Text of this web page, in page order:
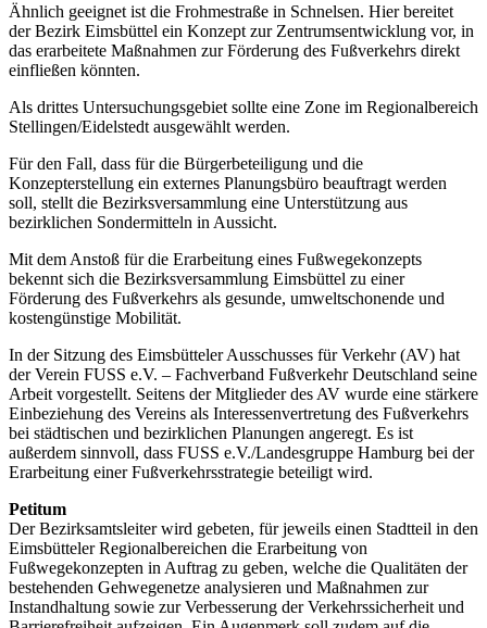
Ähnlich geeignet ist die Frohmestraße in Schnelsen. Hier bereitet
der Bezirk Eimsbüttel ein Konzept zur Zentrumsentwicklung vor, in
das erarbeitete Maßnahmen zur Förderung des Fußverkehrs direkt
einfließen könnten.
Als drittes Untersuchungsgebiet sollte eine Zone im Regionalbereich
Stellingen/Eidelstedt ausgewählt werden.
Für den Fall, dass für die Bürgerbeteiligung und die
Konzepterstellung ein externes Planungsbüro beauftragt werden
soll, stellt die Bezirksversammlung eine Unterstützung aus
bezirklichen Sondermitteln in Aussicht.
Mit dem Anstoß für die Erarbeitung eines Fußwegekonzepts
bekennt sich die Bezirksversammlung Eimsbüttel zu einer
Förderung des Fußverkehrs als gesunde, umweltschonende und
kostengünstige Mobilität.
In der Sitzung des Eimsbütteler Ausschusses für Verkehr (AV) hat
der Verein FUSS e.V. – Fachverband Fußverkehr Deutschland seine
Arbeit vorgestellt. Seitens der Mitglieder des AV wurde eine stärkere
Einbeziehung des Vereins als Interessenvertretung des Fußverkehrs
bei städtischen und bezirklichen Planungen angeregt. Es ist
außerdem sinnvoll, dass FUSS e.V./Landesgruppe Hamburg bei der
Erarbeitung einer Fußverkehrsstrategie beteiligt wird.
Petitum
Der Bezirksamtsleiter wird gebeten, für jeweils einen Stadtteil in den
Eimsbütteler Regionalbereichen die Erarbeitung von
Fußwegekonzepten in Auftrag zu geben, welche die Qualitäten der
bestehenden Gehwegenetze analysieren und Maßnahmen zur
Instandhaltung sowie zur Verbesserung der Verkehrssicherheit und